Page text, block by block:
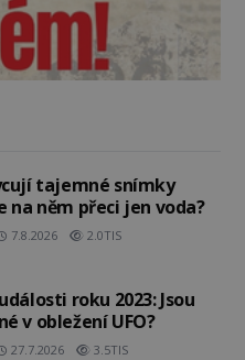
tajemné snímky
na něm přeci jen voda?
7.8.2026 2.0TIS
roku 2023: Jsou
v obležení UFO?
27.7.2026 3.5TIS